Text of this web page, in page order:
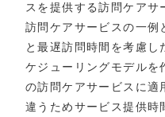
スを提供する訪問ケアサ
訪問ケアサービスの一例
と最遅訪問時間を考慮し
ケジューリングモデルを
の訪問ケアサービスに適
違うためサービス提供時